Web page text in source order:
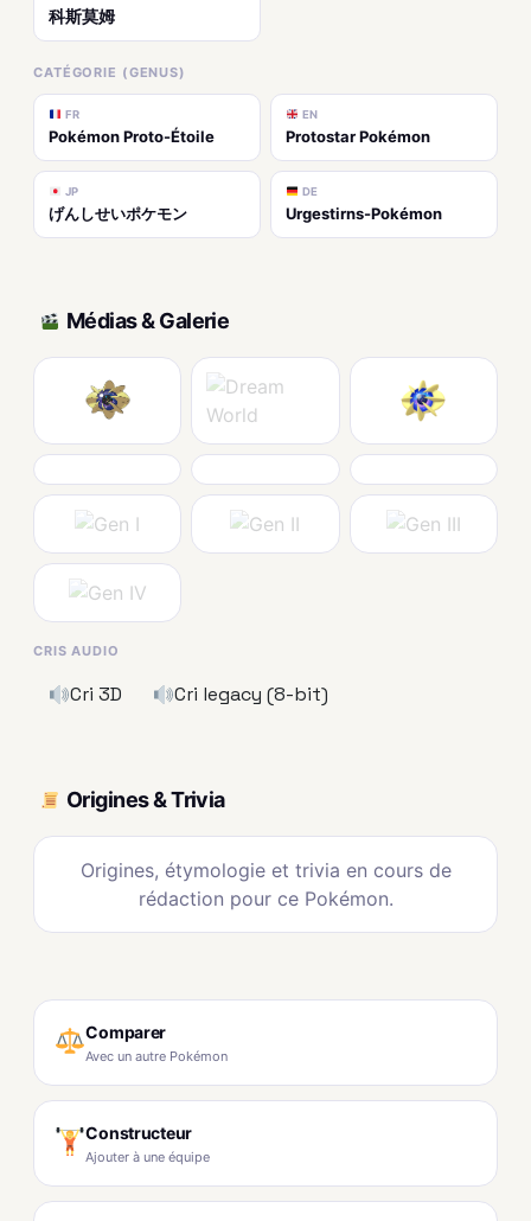
科斯莫姆
CATÉGORIE (GENUS)
FR
Pokémon Proto-Étoile
EN
Protostar Pokémon
JP
げんしせいポケモン
DE
Urgestirns-Pokémon
Médias & Galerie
CRIS AUDIO
Cri 3D Cri legacy (8-bit)
Origines & Trivia
Origines, étymologie et trivia en cours de
rédaction pour ce Pokémon.
Comparer
Avec un autre Pokémon
Constructeur
Ajouter à une équipe